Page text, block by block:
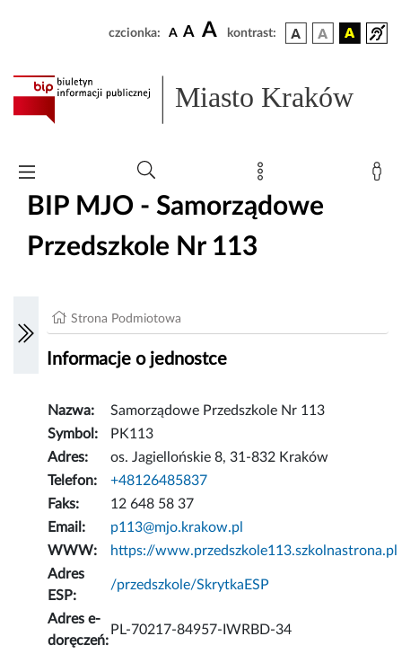
czcionka: A A A kontrast:
Miasto Kraków
BIP MJO - Samorządowe
Przedszkole Nr 113
Strona Podmiotowa
Informacje o jednostce
Nazwa:
Samorządowe Przedszkole Nr 113
Symbol:
PK113
Adres:
os. Jagiellońskie 8, 31-832 Kraków
Telefon:
+48126485837
Faks:
12 648 58 37
Email:
p113@mjo.krakow.pl
WWW:
https://www.przedszkole113.szkolnastrona.pl
Adres
ESP:
/przedszkole/SkrytkaESP
Adres e-
doręczeń:
PL-70217-84957-IWRBD-34